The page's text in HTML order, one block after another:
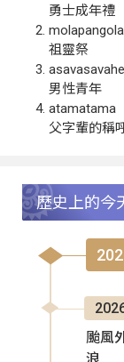
勇士成年禮
祖靈祭
asavasavahe
男性青年
atamatama
父字輩的稱
歷史上的今
颱風